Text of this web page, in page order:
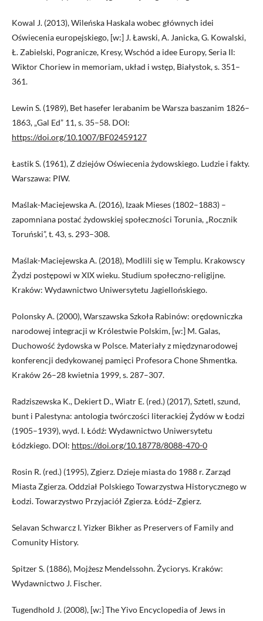
Kowal J. (2013), Wileńska Haskala wobec głównych idei
Oświecenia europejskiego, [w:] J. Ławski, A. Janicka, G. Kowalski,
Ł. Zabielski, Pogranicze, Kresy, Wschód a idee Europy, Seria II:
Wiktor Choriew in memoriam, układ i wstęp, Białystok, s. 351–
361.
Lewin S. (1989), Bet hasefer lerabanim be Warsza baszanim 1826–
1863, „Gal Ed” 11, s. 35–58. DOI:
https://doi.org/10.1007/BF02459127
Łastik S. (1961), Z dziejów Oświecenia żydowskiego. Ludzie i fakty.
Warszawa: PIW.
Maślak-Maciejewska A. (2016), Izaak Mieses (1802–1883) –
zapomniana postać żydowskiej społeczności Torunia, „Rocznik
Toruński”, t. 43, s. 293–308.
Maślak-Maciejewska A. (2018), Modlili się w Templu. Krakowscy
Żydzi postępowi w XIX wieku. Studium społeczno-religijne.
Kraków: Wydawnictwo Uniwersytetu Jagiellońskiego.
Polonsky A. (2000), Warszawska Szkoła Rabinów: orędowniczka
narodowej integracji w Królestwie Polskim, [w:] M. Galas,
Duchowość żydowska w Polsce. Materiały z międzynarodowej
konferencji dedykowanej pamięci Profesora Chone Shmentka.
Kraków 26–28 kwietnia 1999, s. 287–307.
Radziszewska K., Dekiert D., Wiatr E. (red.) (2017), Sztetl, szund,
bunt i Palestyna: antologia twórczości literackiej Żydów w Łodzi
(1905–1939), wyd. I. Łódź: Wydawnictwo Uniwersytetu
Łódzkiego. DOI: https://doi.org/10.18778/8088-470-0
Rosin R. (red.) (1995), Zgierz. Dzieje miasta do 1988 r. Zarząd
Miasta Zgierza. Oddział Polskiego Towarzystwa Historycznego w
Łodzi. Towarzystwo Przyjaciół Zgierza. Łódź–Zgierz.
Selavan Schwarcz I. Yizker Bikher as Preservers of Family and
Comunity History.
Spitzer S. (1886), Mojżesz Mendelssohn. Życiorys. Kraków:
Wydawnictwo J. Fischer.
Tugendhold J. (2008), [w:] The Yivo Encyclopedia of Jews in